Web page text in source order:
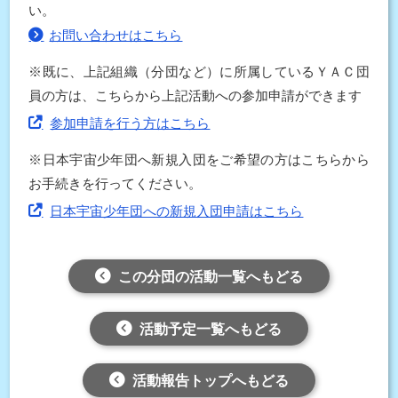
い。
お問い合わせはこちら
※既に、上記組織（分団など）に所属しているＹＡＣ団
員の方は、こちらから上記活動への参加申請ができます
参加申請を行う方はこちら
※日本宇宙少年団へ新規入団をご希望の方はこちらから
お手続きを行ってください。
日本宇宙少年団への新規入団申請はこちら
この分団の活動一覧へもどる
活動予定一覧へもどる
活動報告トップへもどる